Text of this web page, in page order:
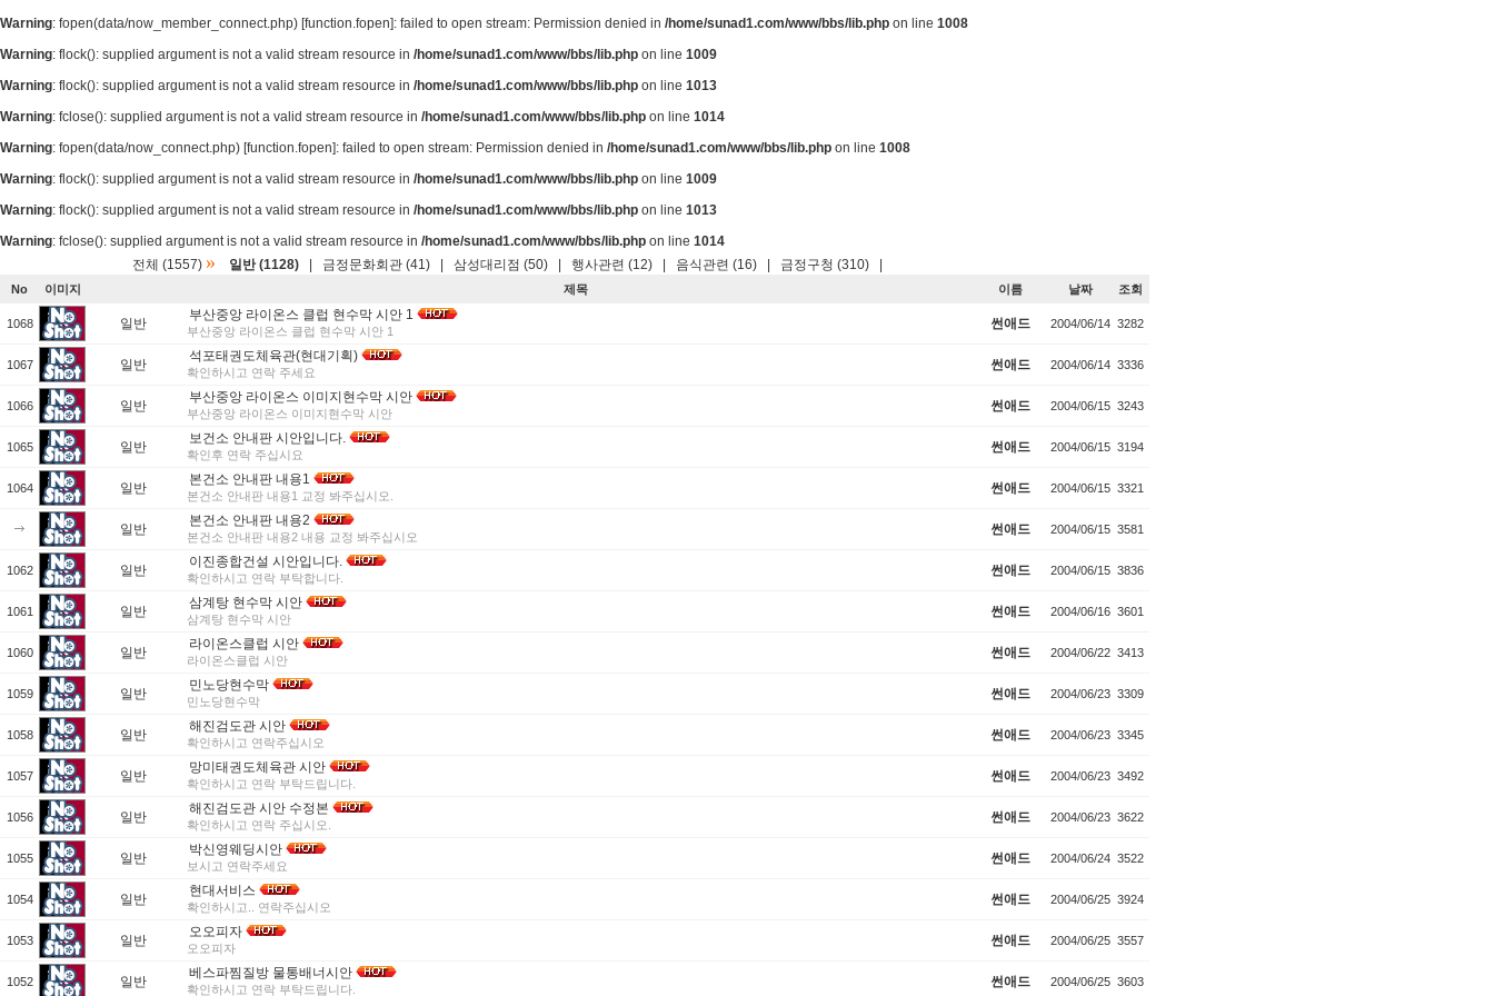
Warning: fopen(data/now_member_connect.php) [function.fopen]: failed to open stream: Permission denied in /home/sunad1.com/www/bbs/lib.php on line 1008
Warning: flock(): supplied argument is not a valid stream resource in /home/sunad1.com/www/bbs/lib.php on line 1009
Warning: flock(): supplied argument is not a valid stream resource in /home/sunad1.com/www/bbs/lib.php on line 1013
Warning: fclose(): supplied argument is not a valid stream resource in /home/sunad1.com/www/bbs/lib.php on line 1014
Warning: fopen(data/now_connect.php) [function.fopen]: failed to open stream: Permission denied in /home/sunad1.com/www/bbs/lib.php on line 1008
Warning: flock(): supplied argument is not a valid stream resource in /home/sunad1.com/www/bbs/lib.php on line 1009
Warning: flock(): supplied argument is not a valid stream resource in /home/sunad1.com/www/bbs/lib.php on line 1013
Warning: fclose(): supplied argument is not a valid stream resource in /home/sunad1.com/www/bbs/lib.php on line 1014
전체 (1557) » 일반 (1128) 금정문화회관 (41) 삼성대리점 (50) 행사관련 (12) 음식관련 (16) 금정구청 (310)
No 이미지 제목 이름 날짜 조회
1068 일반
부산중앙 라이온스 클럽 현수막 시안 1
부산중앙 라이온스 클럽 현수막 시안 1 썬애드 2004/06/14 3282
1067 일반
석포태권도체육관(현대기획)
확인하시고 연락 주세요 썬애드 2004/06/14 3336
1066 일반
부산중앙 라이온스 이미지현수막 시안
부산중앙 라이온스 이미지현수막 시안 썬애드 2004/06/15 3243
1065 일반
보건소 안내판 시안입니다.
확인후 연락 주십시요 썬애드 2004/06/15 3194
1064 일반
본건소 안내판 내용1
본건소 안내판 내용1 교정 봐주십시오. 썬애드 2004/06/15 3321
일반
본건소 안내판 내용2
본건소 안내판 내용2 내용 교정 봐주십시오 썬애드 2004/06/15 3581
1062 일반
이진종합건설 시안입니다.
확인하시고 연락 부탁합니다. 썬애드 2004/06/15 3836
1061 일반
삼계탕 현수막 시안
삼계탕 현수막 시안 썬애드 2004/06/16 3601
1060 일반
라이온스클럽 시안
라이온스클럽 시안 썬애드 2004/06/22 3413
1059 일반
민노당현수막
민노당현수막 썬애드 2004/06/23 3309
1058 일반
해진검도관 시안
확인하시고 연락주십시오 썬애드 2004/06/23 3345
1057 일반
망미태권도체육관 시안
확인하시고 연락 부탁드립니다. 썬애드 2004/06/23 3492
1056 일반
해진검도관 시안 수정본
확인하시고 연락 주십시오. 썬애드 2004/06/23 3622
1055 일반
박신영웨딩시안
보시고 연락주세요 썬애드 2004/06/24 3522
1054 일반
현대서비스
확인하시고.. 연락주십시오 썬애드 2004/06/25 3924
1053 일반
오오피자
오오피자 썬애드 2004/06/25 3557
1052 일반
베스파찜질방 물통배너시안
확인하시고 연락 부탁드립니다. 썬애드 2004/06/25 3603